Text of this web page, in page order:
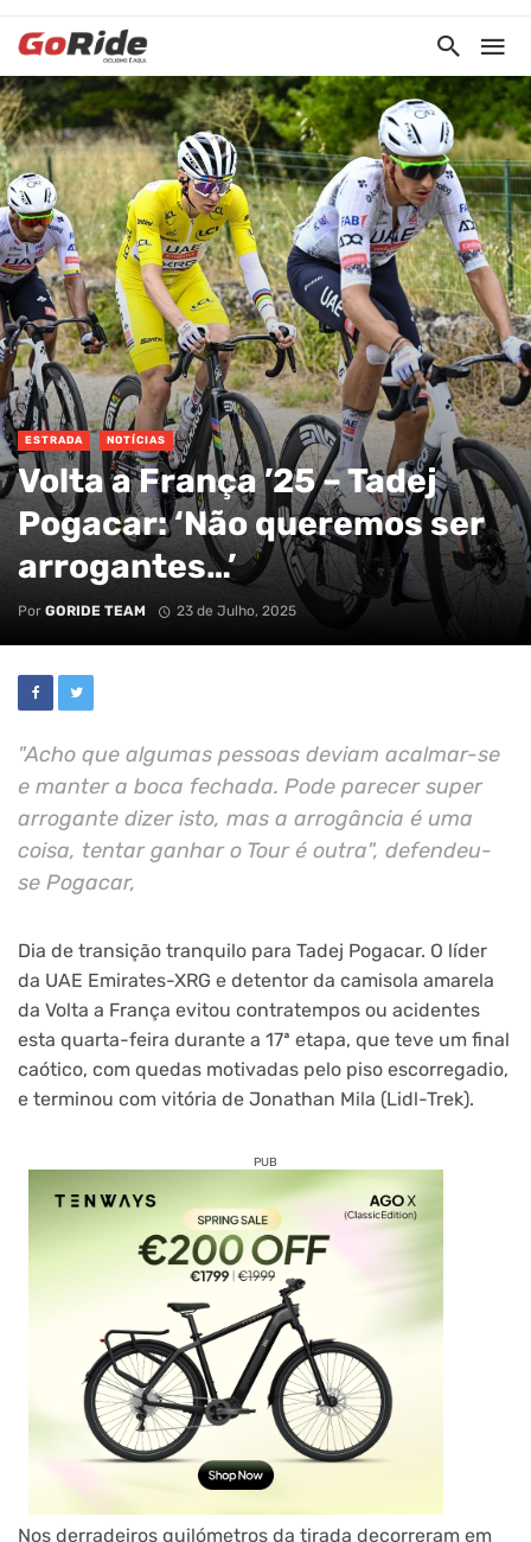
ESTRADA NOTÍCIAS
Volta a França ’25 – Tadej
Pogacar: ‘Não queremos ser
arrogantes…’
Por GORIDE TEAM 23 de Julho, 2025
"Acho que algumas pessoas deviam acalmar-se
e manter a boca fechada. Pode parecer super
arrogante dizer isto, mas a arrogância é uma
coisa, tentar ganhar o Tour é outra", defendeu-
se Pogacar,
Dia de transição tranquilo para Tadej Pogacar. O líder
da UAE Emirates-XRG e detentor da camisola amarela
da Volta a França evitou contratempos ou acidentes
esta quarta-feira durante a 17ª etapa, que teve um final
caótico, com quedas motivadas pelo piso escorregadio,
e terminou com vitória de Jonathan Mila (Lidl-Trek).
PUB
Nos derradeiros quilómetros da tirada decorreram em